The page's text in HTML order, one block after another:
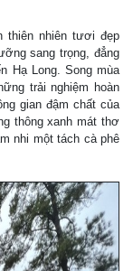
thiên nhiên tươi đẹp
sang trọng, đẳng
Hạ Long. Song mùa
trải nghiệm hoàn
gian đậm chất của
thông xanh mát thơ
nhi một tách cà phê